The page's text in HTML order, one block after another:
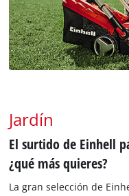
Jardín
El surtido de Einhell
¿qué más quieres?
La gran selección de